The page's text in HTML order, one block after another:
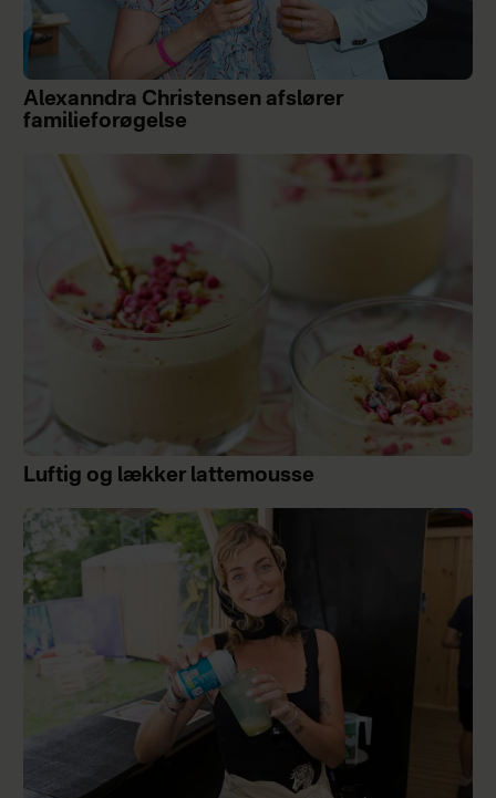
Alexanndra Christensen afslører
familieforøgelse
Luftig og lækker lattemousse